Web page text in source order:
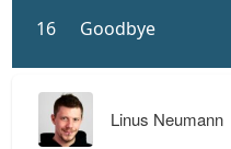
Linus Neumann